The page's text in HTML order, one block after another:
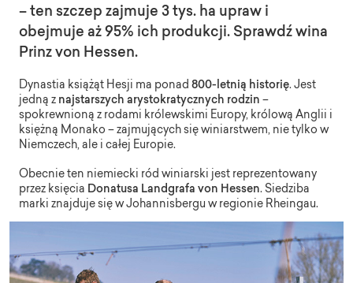
– ten szczep zajmuje 3 tys. ha upraw i
obejmuje aż 95% ich produkcji. Sprawdź wina
Prinz von Hessen.
Dynastia książąt Hesji ma ponad 800-letnią historię. Jest
jedną z najstarszych arystokratycznych rodzin –
spokrewnioną z rodami królewskimi Europy, królową Anglii i
księżną Monako – zajmujących się winiarstwem, nie tylko w
Niemczech, ale i całej Europie.
Obecnie ten niemiecki ród winiarski jest reprezentowany
przez księcia Donatusa Landgrafa von Hessen. Siedziba
marki znajduje się w Johannisbergu w regionie Rheingau.